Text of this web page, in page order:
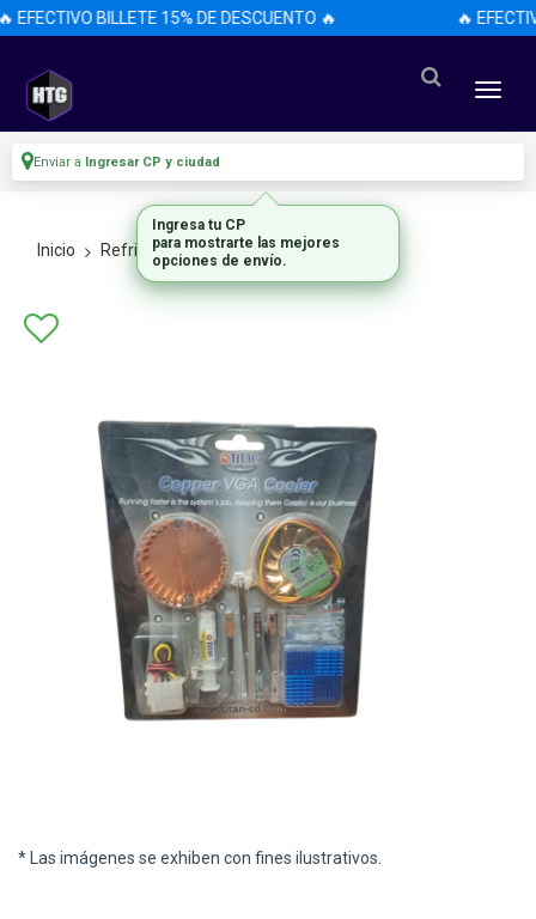
EFECTIVO BILLETE 15% DE DESCUENTO 🔥 🔥
Enviar a Ingresar CP y ciudad
Inicio Refrigeracion Aire
* Las imágenes se exhiben con fines ilustrativos.
Ingresa tu CP
para mostrarte las mejores
opciones de envío.